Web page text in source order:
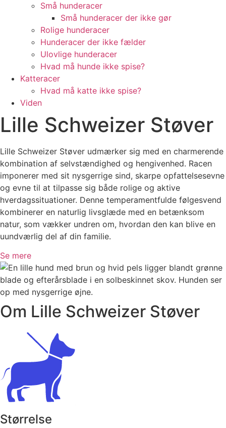
Små hunderacer
Små hunderacer der ikke gør
Rolige hunderacer
Hunderacer der ikke fælder
Ulovlige hunderacer
Hvad må hunde ikke spise?
Katteracer
Hvad må katte ikke spise?
Viden
Lille Schweizer Støver
Lille Schweizer Støver udmærker sig med en charmerende
kombination af selvstændighed og hengivenhed. Racen
imponerer med sit nysgerrige sind, skarpe opfattelsesevne
og evne til at tilpasse sig både rolige og aktive
hverdagssituationer. Denne temperamentfulde følgesvend
kombinerer en naturlig livsglæde med en betænksom
natur, som vækker undren om, hvordan den kan blive en
uundværlig del af din familie.
Se mere
Om Lille Schweizer Støver
Størrelse